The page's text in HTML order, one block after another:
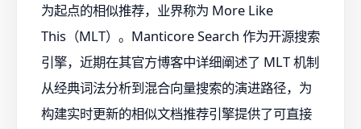
为起点的相似推荐，业界称为 More Like
This（MLT）。Manticore Search 作为开源搜索
引擎，近期在其官方博客中详细阐述了 MLT 机制
从经典词法分析到混合向量搜索的演进路径，为
构建实时更新的相似文档推荐引擎提供了可直接